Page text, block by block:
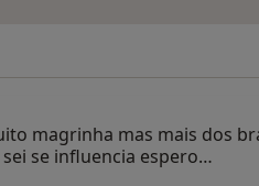
magrinha mas mais dos
se influencia espero…